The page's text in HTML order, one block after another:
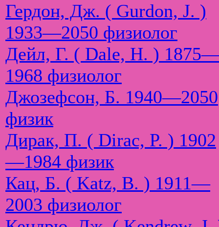
Гердон, Дж. ( Gurdon, J. )
1933—2050 физиолог
Дейл, Г. ( Dale, H. )
1968 физиолог
Джозефсон, Б. 1940—2050
физик
Дирак, П. ( Dirac, P. ) 1902
—1984 физик
Кац, Б. ( Katz, B. ) 1911—
2003 физиолог